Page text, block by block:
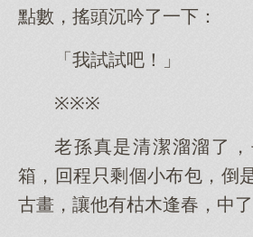
點數，搖頭沉吟了一下：
「我試試吧！」
※※※
老孫真是清潔溜溜了
箱，回程只剩個小布包，倒
古畫，讓他有枯木逢春，中了